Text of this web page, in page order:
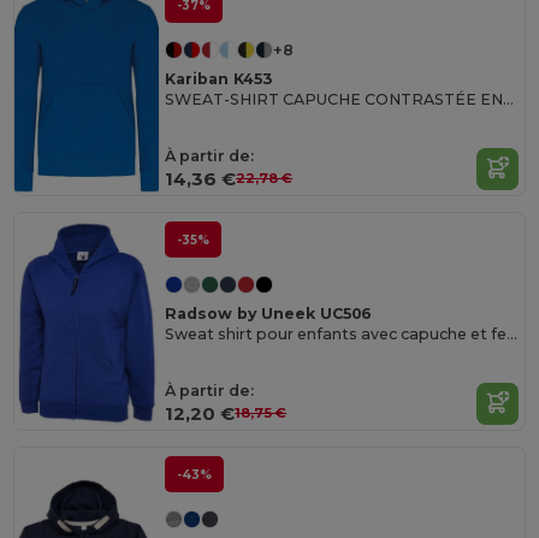
-37%
+8
Kariban K453
SWEAT-SHIRT CAPUCHE CONTRASTÉE ENFANT
À partir de:
14,36 €22,78 €
-35%
Radsow by Uneek UC506
Sweat shirt pour enfants avec capuche et fermeture éclair
À partir de:
12,20 €18,75 €
-43%